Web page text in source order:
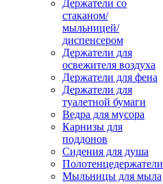
Держатели со
стаканом/
мыльницей/
диспенсером
Держатели для
освежителя воздуха
Держатели для фена
Держатели для
туалетной бумаги
Ведра для мусора
Карнизы для
поддонов
Сидения для душа
Полотенцедержатели
Мыльницы для мыла